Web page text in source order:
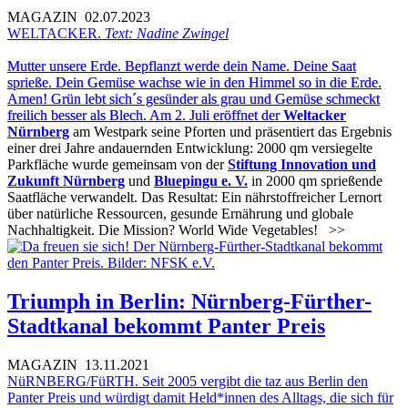
MAGAZIN 02.07.2023
WELTACKER. Text: Nadine Zwingel
Mutter unsere Erde. Bepflanzt werde dein Name. Deine Saat
sprieße. Dein Gemüse wachse wie in den Himmel so in die Erde.
Amen! Grün lebt sich´s gesünder als grau und Gemüse schmeckt
freilich besser als Blech. Am 2. Juli eröffnet derWeltacker
Nürnberg am Westpark seine Pforten und präsentiert das Ergebnis
einer drei Jahre andauernden Entwicklung: 2000 qm versiegelte
Parkfläche wurde gemeinsam von derStiftung Innovation und
Zukunft Nürnberg und Bluepingu e. V. in 2000 qm sprießende
Saatfläche verwandelt. Das Resultat: Ein nährstoffreicher Lernort
über natürliche Ressourcen, gesunde Ernährung und globale
Nachhaltigkeit. Die Mission? World Wide Vegetables!
>>
Triumph in Berlin: Nürnberg-Fürther-
Stadtkanal bekommt Panter Preis
MAGAZIN 13.11.2021
NüRNBERG/FüRTH. Seit 2005 vergibt die taz aus Berlin den
Panter Preis und würdigt damit Held*innen des Alltags, die sich für